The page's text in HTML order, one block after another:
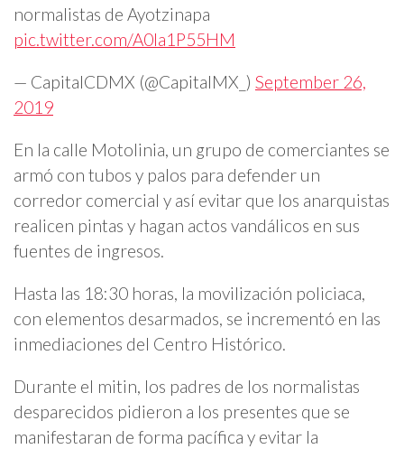
normalistas de Ayotzinapa
pic.twitter.com/A0la1P55HM
— CapitalCDMX (@CapitalMX_) September 26,
2019
En la calle Motolinia, un grupo de comerciantes se
armó con tubos y palos para defender un
corredor comercial y así evitar que los anarquistas
realicen pintas y hagan actos vandálicos en sus
fuentes de ingresos.
Hasta las 18:30 horas, la movilización policiaca,
con elementos desarmados, se incrementó en las
inmediaciones del Centro Histórico.
Durante el mitin, los padres de los normalistas
desparecidos pidieron a los presentes que se
manifestaran de forma pacífica y evitar la